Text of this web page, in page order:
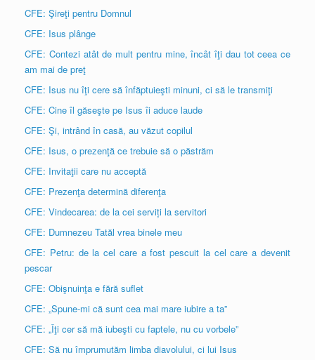
CFE: Şireţi pentru Domnul
CFE: Isus plânge
CFE: Contezi atât de mult pentru mine, încât îţi dau tot ceea ce
am mai de preţ
CFE: Isus nu îţi cere să înfăptuieşti minuni, ci să le transmiţi
CFE: Cine îl găseşte pe Isus îi aduce laude
CFE: Şi, intrând în casă, au văzut copilul
CFE: Isus, o prezenţă ce trebuie să o păstrăm
CFE: Invitaţii care nu acceptă
CFE: Prezenţa determină diferenţa
CFE: Vindecarea: de la cei serviți la servitori
CFE: Dumnezeu Tatăl vrea binele meu
CFE: Petru: de la cel care a fost pescuit la cel care a devenit
pescar
CFE: Obişnuinţa e fără suflet
CFE: „Spune-mi că sunt cea mai mare iubire a ta”
CFE: „Îţi cer să mă iubeşti cu faptele, nu cu vorbele”
CFE: Să nu împrumutăm limba diavolului, ci lui Isus